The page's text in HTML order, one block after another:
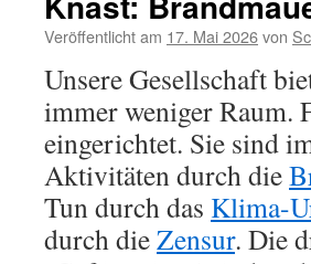
Veröffentlicht am 17. Mai 2026von
Unsere Gesellschaft
immer weniger Raum.
eingerichtet. Sie sind
Aktivitäten durch die
Tun durch das Klima-
durch dieZensur. Die